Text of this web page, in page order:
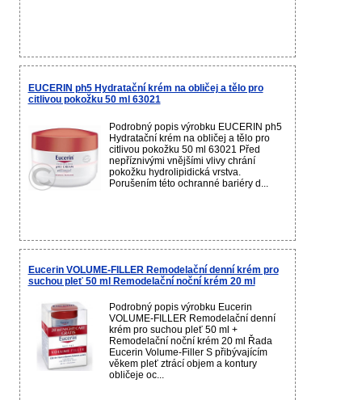
EUCERIN ph5 Hydratační krém na obličej a tělo pro
citlivou pokožku 50 ml 63021
Podrobný popis výrobku EUCERIN ph5
Hydratační krém na obličej a tělo pro
citlivou pokožku 50 ml 63021 Před
nepříznivými vnějšími vlivy chrání
pokožku hydrolipidická vrstva.
Porušením této ochranné bariéry d...
Eucerin VOLUME-FILLER Remodelační denní krém pro
suchou pleť 50 ml Remodelační noční krém 20 ml
Podrobný popis výrobku Eucerin
VOLUME-FILLER Remodelační denní
krém pro suchou pleť 50 ml +
Remodelační noční krém 20 ml Řada
Eucerin Volume-Filler S přibývajícím
věkem pleť ztrácí objem a kontury
obličeje oc...